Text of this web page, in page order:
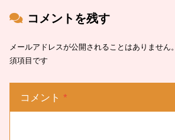
コメントを残す
メールアドレスが公開されることはありません。
須項目です
コメント *